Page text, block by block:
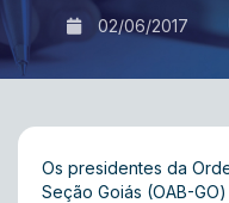
02/06/2017
Os presidentes da
Seção Goiás (OAB-